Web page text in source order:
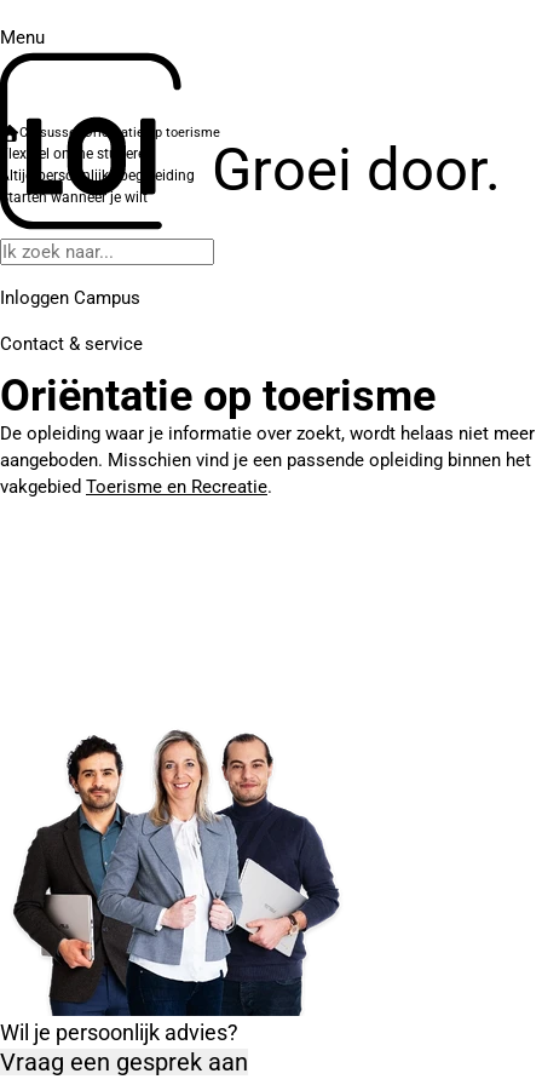
Menu
Groei door.
Inloggen Campus
Contact & service
Cursussen Oriëntatie op toerisme
Flexibel online studeren
Altijd persoonlijke begeleiding
Starten wanneer je wilt
Oriëntatie op toerisme
De opleiding waar je informatie over zoekt, wordt helaas niet meer
aangeboden. Misschien vind je een passende opleiding binnen het
vakgebied Toerisme en Recreatie.
Wil je persoonlijk advies?
Vraag een gesprek aan